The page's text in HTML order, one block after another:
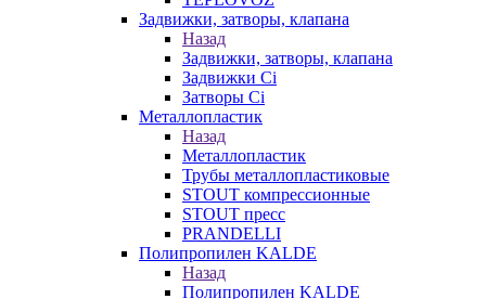
Задвижки, затворы, клапана
Назад
Задвижки, затворы, клапана
Задвижки Ci
Затворы Ci
Металлопластик
Назад
Металлопластик
Трубы металлопластиковые
STOUT компрессионные
STOUT пресс
PRANDELLI
Полипропилен KALDE
Назад
Полипропилен KALDE